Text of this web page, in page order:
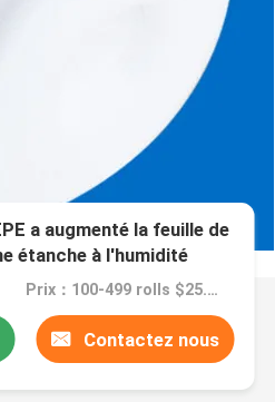
a augmenté la feuille de
étanche à l'humidité
Prix：100-499 rolls $25.00
Contactez nous